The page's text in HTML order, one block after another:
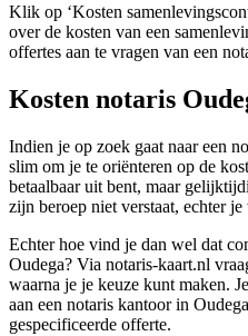
Klik op ‘Kosten
over de kosten van een
offertes aan te vragen van een
Kosten notaris
Indien je op zoek gaat naar een
slim om je te oriënteren op de
betaalbaar uit bent, maar
zijn beroep niet verstaat, echter
Echter hoe vind je dan wel dat
Oudega? Via notaris-kaart.nl
waarna je je keuze kunt maken.
aan een notaris kantoor in
gespecificeerde offerte.